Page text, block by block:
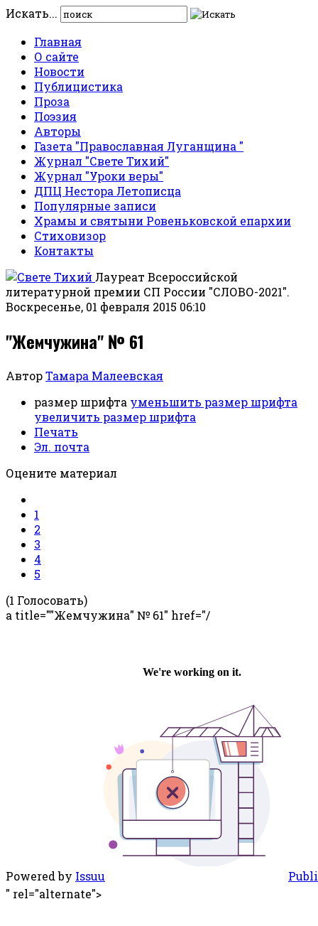
Искать...
Главная
О сайте
Новости
Публицистика
Проза
Поэзия
Авторы
Газета "Православная Луганщина "
Журнал "Свете Тихий"
Журнал "Уроки веры"
ДПЦ Нестора Летописца
Популярные записи
Храмы и святыни Ровеньковской епархии
Стиховизор
Контакты
Лауреат Всероссийской
литературной премии СП России "СЛОВО-2021".
Воскресенье, 01 февраля 2015 06:10
"Жемчужина" № 61
АвторТамара Малеевская
размер шрифта уменьшить размер шрифта
увеличить размер шрифта
Печать
Эл. почта
Оцените материал
1
2
3
4
5
(1 Голосовать)
a title=""Жемчужина" № 61" href="/
Powered by Issuu
" rel="alternate">